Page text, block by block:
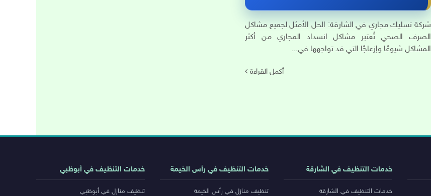
شركة تسليك مجاري في الشارقة: الحل الأمثل لجميع مشاكل
الصرف الصحي تُعتبر مشاكل انسداد المجاري من أكثر
المشاكل شيوعًا وإزعاجًا التي قد تواجهها في...
أكمل القراءة
خدمات التنظيف في الشارقة
خدمات التنظيف في الشارقة
خدمات التنظيف في رأس الخيمة
تنظيف منازل في رأس الخيمة
خدمات التنظيف في أبوظبي
تنظيف منازل في أبوظبي